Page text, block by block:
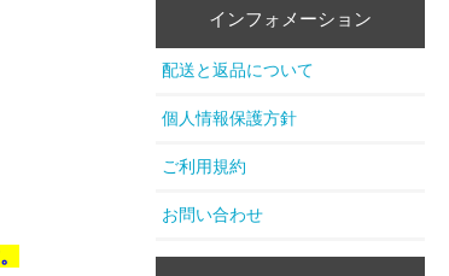
インフォメーション
配送と返品について
個人情報保護方針
ご利用規約
お問い合わせ